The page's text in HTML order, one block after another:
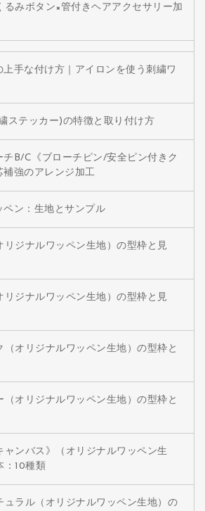
るみボタン×管付きヘアアクセサリー加
手な付け方｜アイロンを使う刺繍ワ
ステッカー)の特徴と取り付け方
チB/C《ブローチピン/安全ピン付きク
補強のアレンジ加工
ペン：生地とサンプル
リジナルワッペン生地）の型枠と見
リジナルワッペン生地）の型枠と見
（オリジナルワッペン生地）の型枠と
（オリジナルワッペン生地）の型枠と
ャンバス》（オリジナルワッペン生
：10種類
ュラル（オリジナルワッペン生地）の